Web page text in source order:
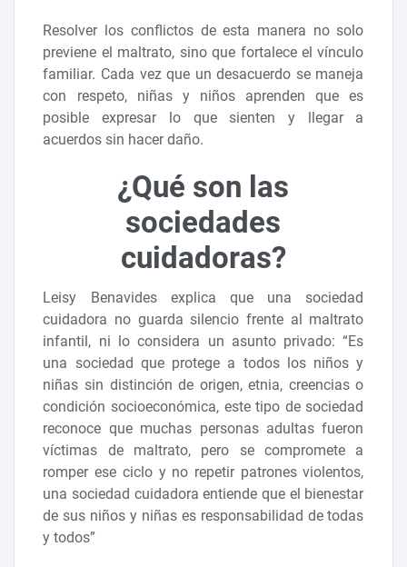
Resolver los conflictos de esta manera no solo
previene el maltrato, sino que fortalece el vínculo
familiar. Cada vez que un desacuerdo se maneja
con respeto, niñas y niños aprenden que es
posible expresar lo que sienten y llegar a
acuerdos sin hacer daño.
¿Qué son las
sociedades
cuidadoras?
Leisy Benavides explica que una sociedad
cuidadora no guarda silencio frente al maltrato
infantil, ni lo considera un asunto privado: “Es
una sociedad que protege a todos los niños y
niñas sin distinción de origen, etnia, creencias o
condición socioeconómica, este tipo de sociedad
reconoce que muchas personas adultas fueron
víctimas de maltrato, pero se compromete a
romper ese ciclo y no repetir patrones violentos,
una sociedad cuidadora entiende que el bienestar
de sus niños y niñas es responsabilidad de todas
y todos”